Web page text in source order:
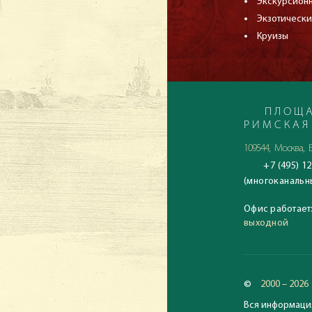
Круизы
РИМСКАЯ
109544, Москва,
+7 (495)
Офис работает:
выходной
© 2000 – 2026
Вся